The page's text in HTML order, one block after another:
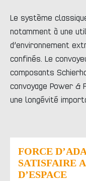
Le système
notamment à une
d’environnement
confinés. Le
composants
convoyage Power &
une longévité
FORCE
SATISFAIRE
D’ESPACE